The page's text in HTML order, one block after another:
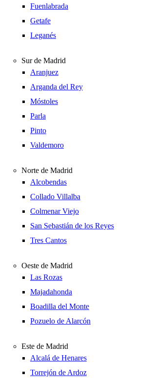
Fuenlabrada
Getafe
Leganés
Sur de Madrid
Aranjuez
Arganda del Rey
Móstoles
Parla
Pinto
Valdemoro
Norte de Madrid
Alcobendas
Collado Villalba
Colmenar Viejo
San Sebastián de los Reyes
Tres Cantos
Oeste de Madrid
Las Rozas
Majadahonda
Boadilla del Monte
Pozuelo de Alarcón
Este de Madrid
Alcalá de Henares
Torrejón de Ardoz